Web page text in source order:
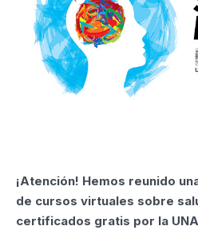
¡Atención! Hemos reunido
de cursos virtuales sobre
certificados gratis por la